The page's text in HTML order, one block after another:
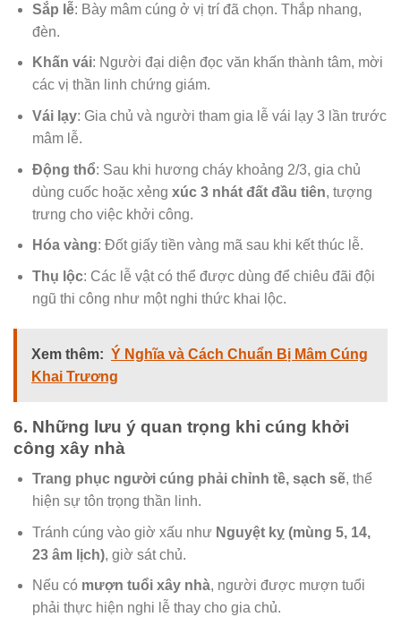
Sắp lễ: Bày mâm cúng ở vị trí đã chọn. Thắp nhang,
đèn.
Khấn vái: Người đại diện đọc văn khấn thành tâm, mời
các vị thần linh chứng giám.
Vái lạy: Gia chủ và người tham gia lễ vái lạy 3 lần trước
mâm lễ.
Động thổ: Sau khi hương cháy khoảng 2/3, gia chủ
dùng cuốc hoặc xẻng xúc 3 nhát đất đầu tiên, tượng
trưng cho việc khởi công.
Hóa vàng: Đốt giấy tiền vàng mã sau khi kết thúc lễ.
Thụ lộc: Các lễ vật có thể được dùng để chiêu đãi đội
ngũ thi công như một nghi thức khai lộc.
Xem thêm: Ý Nghĩa và Cách Chuẩn Bị Mâm Cúng
Khai Trương
6. Những lưu ý quan trọng khi cúng khởi
công xây nhà
Trang phục người cúng phải chỉnh tề, sạch sẽ, thể
hiện sự tôn trọng thần linh.
Tránh cúng vào giờ xấu như Nguyệt kỵ (mùng 5, 14,
23 âm lịch), giờ sát chủ.
Nếu có mượn tuổi xây nhà, người được mượn tuổi
phải thực hiện nghi lễ thay cho gia chủ.